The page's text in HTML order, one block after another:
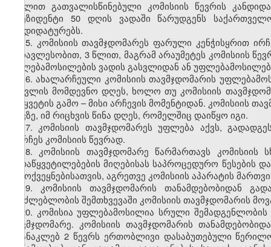
მუხლით გათვალისწინებული კომისიის წევრის
პრეზიდენტი 50 დღის ვადაში წარუდგენს
კანდიდატურებს.
15. კომისიის თავმჯდომარეს ფარული კენჭისყრით
უმრავლესობით, 3 წლით, მაგრამ არაუმეტეს კომისიის
უფლებამოსილების ვადის გასვლიდან ან
16. ახალარჩეული კომისიის თავმჯდომარის
გასვლის მომდევნო დღეს, ხოლო თუ კომისიის
შეწყვეტის გამო – მისი არჩევის მომენტიდან. კომისიის
თავზე, იმ რიცხვის წინა დღეს, რომელშიც დაიწყო იგი.
17. კომისიის თავმჯდომარეს უფლება აქვს,
დარჩეს კომისიის წევრად.
18. კომისიის თავმჯდომარე წარმართავს კომისიის
გადაწყვეტილებების მიღებისას საპროცედურო წესების
გამოქვეყნებისათვის, აგრეთვე კომისიის აპარატის
19. კომისიის თავმჯდომარის თანამდებობიდან
შეუძლებლობის შემთხვევაში კომისიის თავმჯდომარის
20. კომისია უფლებამოსილია სრული
თავმჯდომარე. კომისიის თავმჯდომარის
არანაკლებ 2 წევრს ერთობლივი დასაბუთებული